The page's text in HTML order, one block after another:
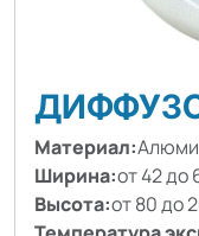
Материал:
Ширина:от 42 до
Высота:от 80 до